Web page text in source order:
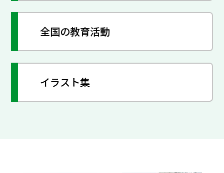
全国の教育活動
イラスト集